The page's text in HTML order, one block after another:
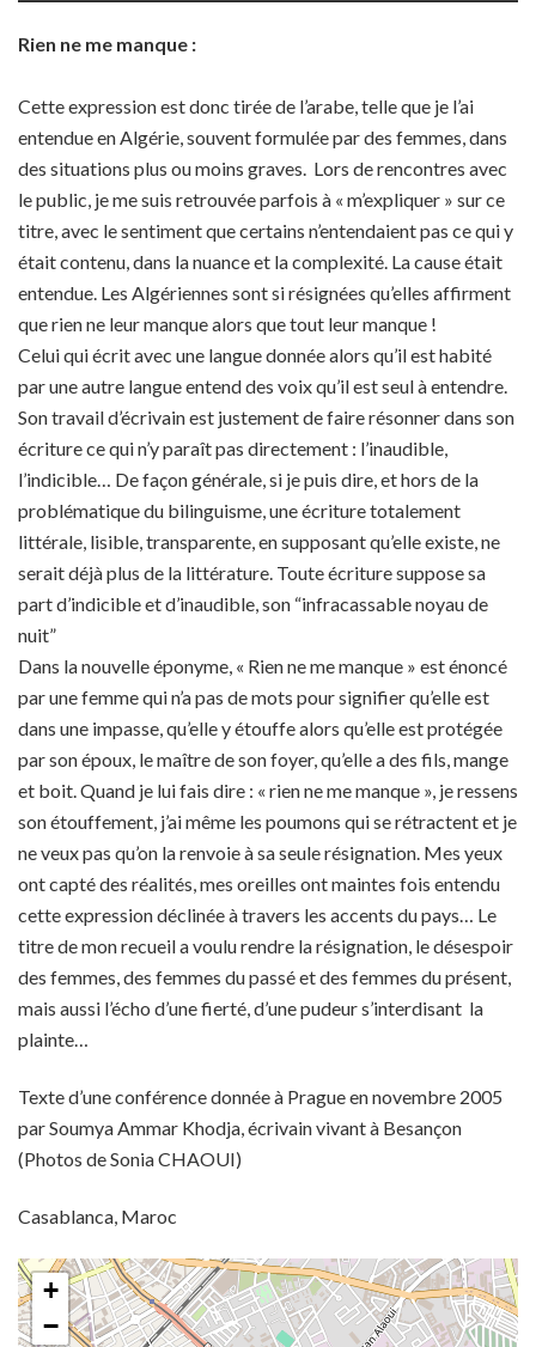
Rien ne me manque :
Cette expression est donc tirée de l’arabe, telle que je l’ai
entendue en Algérie, souvent formulée par des femmes, dans
des situations plus ou moins graves. Lors de rencontres avec
le public, je me suis retrouvée parfois à « m’expliquer » sur ce
titre, avec le sentiment que certains n’entendaient pas ce qui y
était contenu, dans la nuance et la complexité. La cause était
entendue. Les Algériennes sont si résignées qu’elles affirment
que rien ne leur manque alors que tout leur manque !
Celui qui écrit avec une langue donnée alors qu’il est habité
par une autre langue entend des voix qu’il est seul à entendre.
Son travail d’écrivain est justement de faire résonner dans son
écriture ce qui n’y paraît pas directement : l’inaudible,
l’indicible… De façon générale, si je puis dire, et hors de la
problématique du bilinguisme, une écriture totalement
littérale, lisible, transparente, en supposant qu’elle existe, ne
serait déjà plus de la littérature. Toute écriture suppose sa
part d’indicible et d’inaudible, son “infracassable noyau de
nuit”
Dans la nouvelle éponyme, « Rien ne me manque » est énoncé
par une femme qui n’a pas de mots pour signifier qu’elle est
dans une impasse, qu’elle y étouffe alors qu’elle est protégée
par son époux, le maître de son foyer, qu’elle a des fils, mange
et boit. Quand je lui fais dire : « rien ne me manque », je ressens
son étouffement, j’ai même les poumons qui se rétractent et je
ne veux pas qu’on la renvoie à sa seule résignation. Mes yeux
ont capté des réalités, mes oreilles ont maintes fois entendu
cette expression déclinée à travers les accents du pays… Le
titre de mon recueil a voulu rendre la résignation, le désespoir
des femmes, des femmes du passé et des femmes du présent,
mais aussi l’écho d’une fierté, d’une pudeur s’interdisant la
plainte…
Texte d’une conférence donnée à Prague en novembre 2005
par Soumya Ammar Khodja, écrivain vivant à Besançon
(Photos de Sonia CHAOUI)
Casablanca, Maroc
+
−